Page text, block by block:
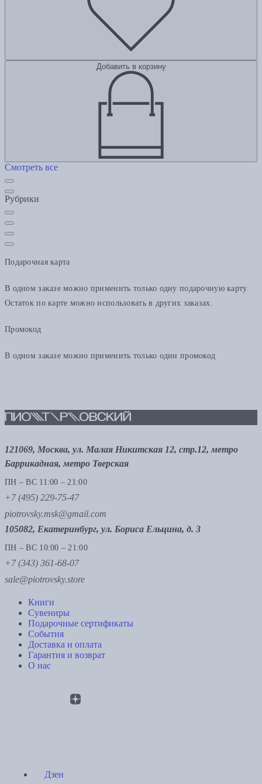
Добавить в корзину
Смотреть все
Рубрики
Подарочная карта
В одном заказе можно применить только одну подарочную карту.
Остаток по карте можно использовать в других заказах.
Промокод
В одном заказе можно применить только один промокод
121069, Москва, ул. Малая Никитская 12, стр.12, метро
Баррикадная, метро Тверская
ПН – ВС 11:00 – 21:00
+7 (495) 229-75-47
piotrovsky.msk@gmail.com
105082, Екатеринбург, ул. Бориса Ельцина, д. 3
ПН – ВС 10:00 – 21:00
+7 (343) 361-68-07
sale@piotrovsky.store
Книги
Сувениры
Подарочные сертификаты
События
Доставка и оплата
Гарантия и возврат
О нас
Дзен